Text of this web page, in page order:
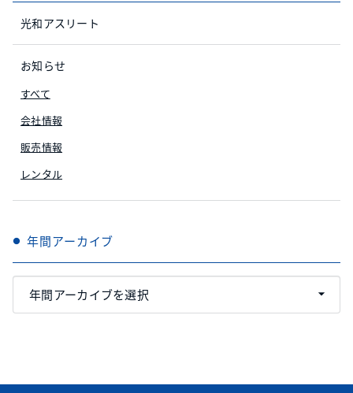
光和アスリート
お知らせ
すべて
会社情報
販売情報
レンタル
年間アーカイブ